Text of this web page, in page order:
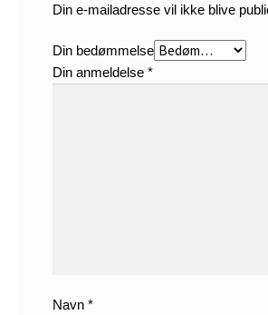
Din e-mailadresse vil ikke blive
Din bedømmelse
Din anmeldelse *
Navn *